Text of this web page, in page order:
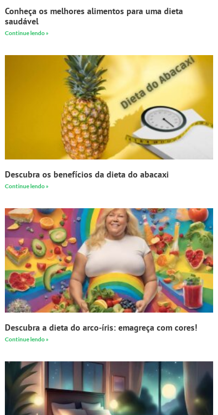
Conheça os melhores alimentos para uma dieta
saudável
Continue lendo »
Descubra os benefícios da dieta do abacaxi
Continue lendo »
Descubra a dieta do arco-íris: emagreça com cores!
Continue lendo »